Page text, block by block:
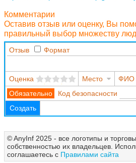
Комментарии
Оставив отзыв или оценку, Вы
правильный выбор множеству
Отзыв Формат
Оценка Место
ФИО
Код безопасности
Создать
© AnyInf 2025 - все логотипы и
собственностью их владельцев.
соглашаетесь с Правилами сайта